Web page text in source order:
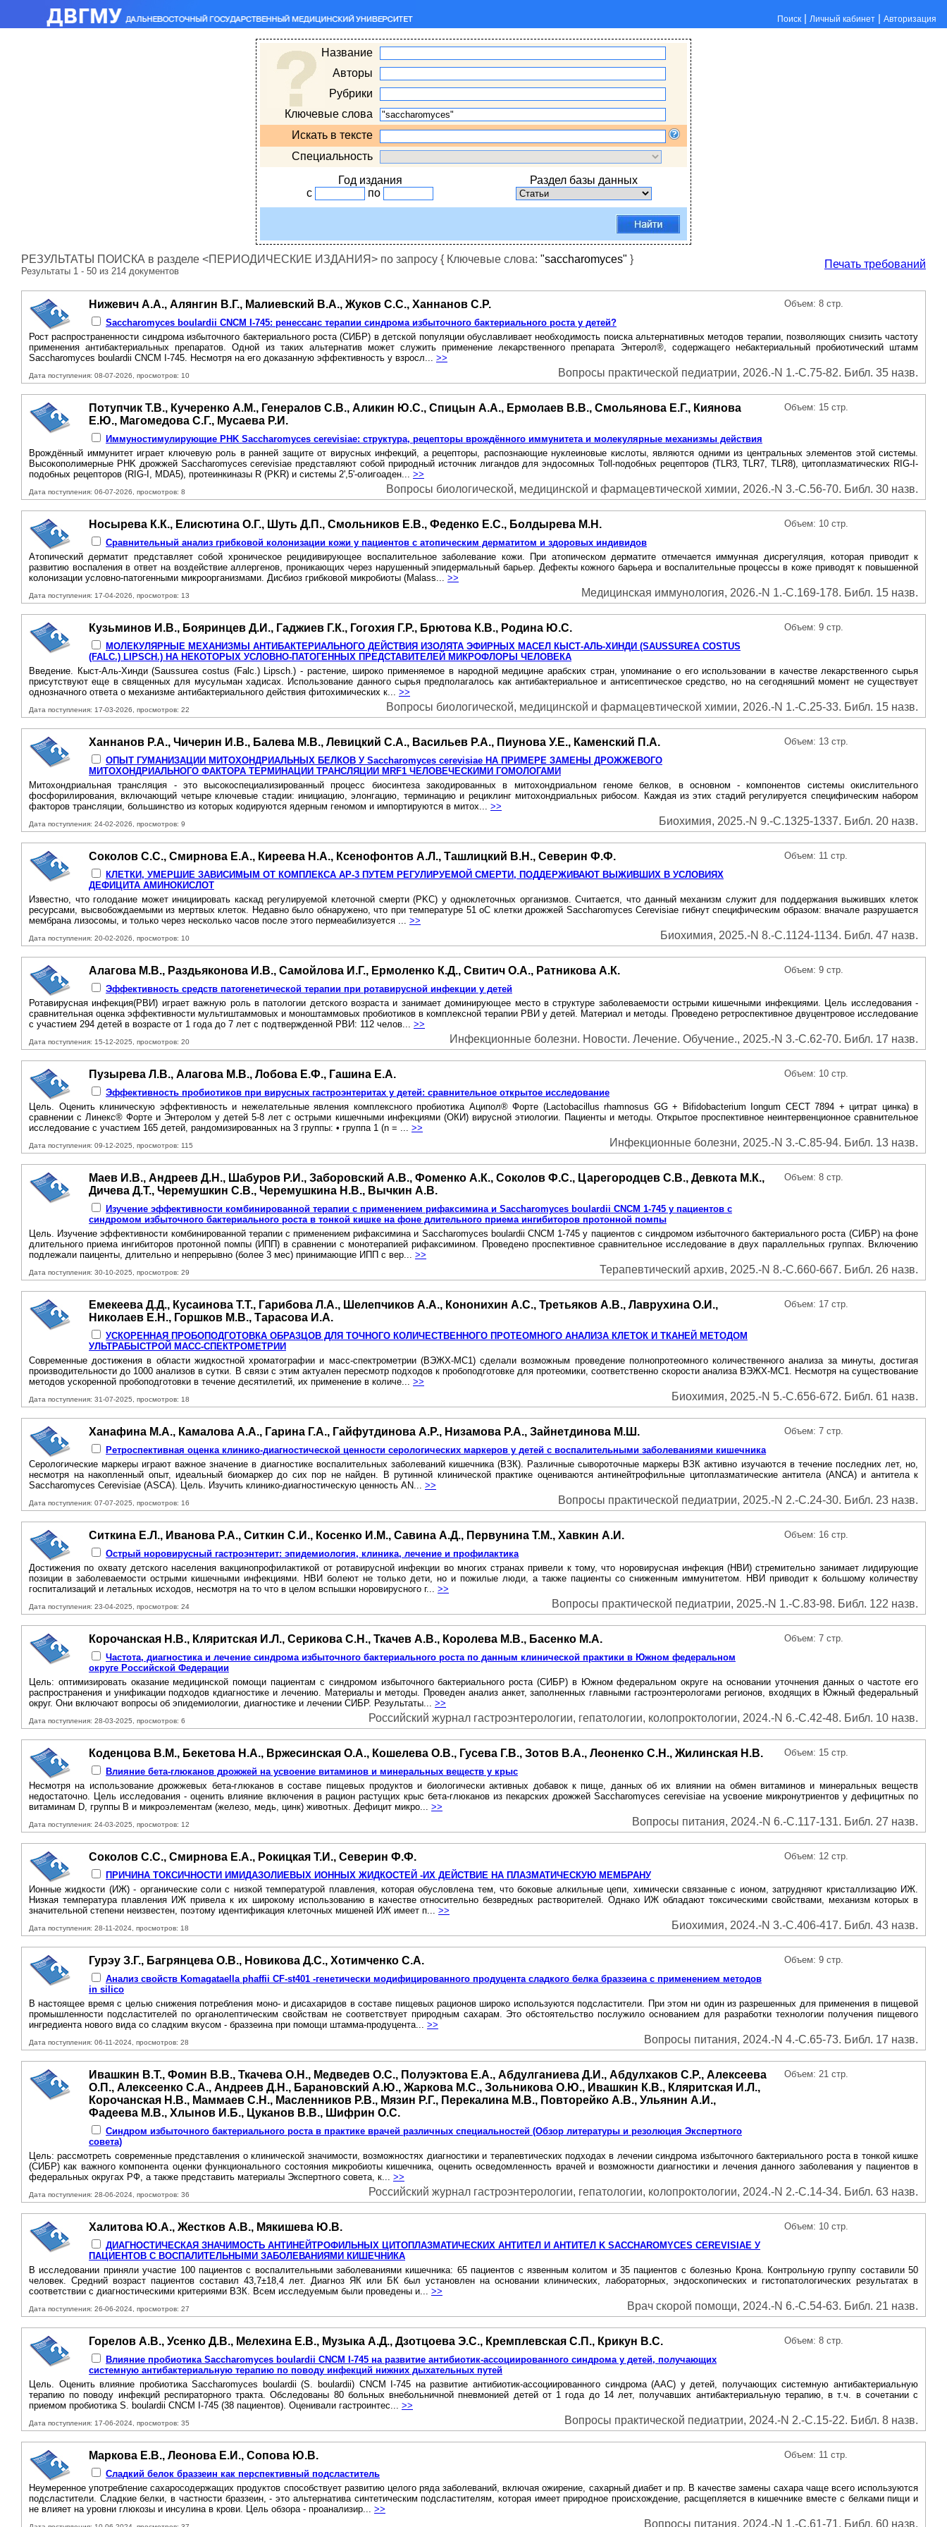
Поиск | Личный кабинет | Авторизация
Название
Авторы
Рубрики
Ключевые слова
Искать в тексте
Специальность
Год издания
Раздел базы данных
с
по
РЕЗУЛЬТАТЫ ПОИСКА в разделе <ПЕРИОДИЧЕСКИЕ ИЗДАНИЯ> по запросу { Ключевые слова: "saccharomyces" }
Результаты 1 - 50 из 214 документов
Печать требований
Нижевич А.А., Алянгин В.Г., Малиевский В.А., Жуков С.С., Ханнанов С.Р.
Saccharomyces boulardii CNCM I-745: ренессанс терапии синдрома избыточного бактериального роста у детей?
Объем: 8 стр.
Рост распространенности синдрома избыточного бактериального роста (СИБР) в детской популяции обуславливает необходимость поиска альтернативных методов терапии, позволяющих снизить частоту
применения антибактериальных препаратов. Одной из таких альтернатив может служить применение лекарственного препарата Энтерол®, содержащего небактериальный пробиотический штамм
Saccharomyces boulardii CNCM I-745. Несмотря на его доказанную эффективность у взросл... >>
Дата поступления: 08-07-2026, просмотров: 10 Вопросы практической педиатрии, 2026.-N 1.-С.75-82. Библ. 35 назв.
Потупчик Т.В., Кучеренко А.М., Генералов С.В., Аликин Ю.С., Спицын А.А., Ермолаев В.В., Смольянова Е.Г., Киянова
Е.Ю., Магомедова С.Г., Мусаева Р.И.
Иммуностимулирующие PHK Saccharomyces cerevisiae: структура, рецепторы врождённого иммунитета и молекулярные механизмы действия
Объем: 15 стр.
Врождённый иммунитет играет ключевую роль в ранней защите от вирусных инфекций, а рецепторы, распознающие нуклеиновые кислоты, являются одними из центральных элементов этой системы.
Высокополимерные PHK дрожжей Saccharomyces cerevisiae представляют собой природный источник лигандов для эндосомных Toll-подобных рецепторов (TLR3, TLR7, TLR8), цитоплазматических RIG-I-
подобных рецепторов (RIG-I, MDA5), протеинкиназы R (PKR) и системы 2',5'-олигоаден... >>
Дата поступления: 06-07-2026, просмотров: 8 Вопросы биологической, медицинской и фармацевтической химии, 2026.-N 3.-С.56-70. Библ. 30 назв.
Носырева К.К., Елисютина О.Г., Шуть Д.П., Смольников Е.В., Феденко Е.С., Болдырева М.Н.
Сравнительный анализ грибковой колонизации кожи у пациентов с атопическим дерматитом и здоровых индивидов
Объем: 10 стр.
Атопический дерматит представляет собой хроническое рецидивирующее воспалительное заболевание кожи. При атопическом дерматите отмечается иммунная дисрегуляция, которая приводит к
развитию воспаления в ответ на воздействие аллергенов, проникающих через нарушенный эпидермальный барьер. Дефекты кожного барьера и воспалительные процессы в коже приводят к повышенной
колонизации условно-патогенными микроорганизмами. Дисбиоз грибковой микробиоты (Malass... >>
Дата поступления: 17-04-2026, просмотров: 13 Медицинская иммунология, 2026.-N 1.-С.169-178. Библ. 15 назв.
Кузьминов И.В., Бояринцев Д.И., Гаджиев Г.К., Гогохия Г.Р., Брютова К.В., Родина Ю.С.
МОЛЕКУЛЯРНЫЕ МЕХАНИЗМЫ АНТИБАКТЕРИАЛЬНОГО ДЕЙСТВИЯ ИЗОЛЯТА ЭФИРНЫХ МАСЕЛ КЫСТ-АЛЬ-ХИНДИ (SAUSSUREA COSTUS
(FALC.) LIPSCH.) HA НЕКОТОРЫХ УСЛОВНО-ПАТОГЕННЫХ ПРЕДСТАВИТЕЛЕЙ МИКРОФЛОРЫ ЧЕЛОВЕКА
Объем: 9 стр.
Введение. Кыст-Аль-Хинди (Saussurea costus (Falc.) Lipsch.) - растение, широко применяемое в народной медицине арабских стран, упоминание о его использовании в качестве лекарственного сырья
присутствуют еще в священных для мусульман хадисах. Использование данного сырья предполагалось как антибактериальное и антисептическое средство, но на сегодняшний момент не существует
однозначного ответа о механизме антибактериального действия фитохимических к... >>
Дата поступления: 17-03-2026, просмотров: 22 Вопросы биологической, медицинской и фармацевтической химии, 2026.-N 1.-С.25-33. Библ. 15 назв.
Ханнанов Р.А., Чичерин И.В., Балева М.В., Левицкий С.А., Васильев Р.А., Пиунова У.Е., Каменский П.А.
ОПЫТ ГУМАНИЗАЦИИ МИТОХОНДРИАЛЬНЫХ БЕЛКОВ У Saccharomyces cerevisiae НА ПРИМЕРЕ ЗАМЕНЫ ДРОЖЖЕВОГО
МИТОХОНДРИАЛЬНОГО ФАКТОРА ТЕРМИНАЦИИ ТРАНСЛЯЦИИ MRF1 ЧЕЛОВЕЧЕСКИМИ ГОМОЛОГАМИ
Объем: 13 стр.
Митохондриальная трансляция - это высокоспециализированный процесс биосинтеза закодированных в митохондриальном геноме белков, в основном - компонентов системы окислительного
фосфорилирования, включающий четыре ключевые стадии: инициацию, элонгацию, терминацию и рециклинг митохондриальных рибосом. Каждая из этих стадий регулируется специфическим набором
факторов трансляции, большинство из которых кодируются ядерным геномом и импортируются в митох... >>
Дата поступления: 24-02-2026, просмотров: 9 Биохимия, 2025.-N 9.-С.1325-1337. Библ. 20 назв.
Соколов С.С., Смирнова Е.А., Киреева Н.А., Ксенофонтов А.Л., Ташлицкий В.Н., Северин Ф.Ф.
КЛЕТКИ, УМЕРШИЕ ЗАВИСИМЫМ OT КОМПЛЕКСА АР-3 ПУТЕМ РЕГУЛИРУЕМОЙ СМЕРТИ, ПОДДЕРЖИВАЮТ ВЫЖИВШИХ B УСЛОВИЯХ
ДЕФИЦИТА АМИНОКИСЛОТ
Объем: 11 стр.
Известно, что голодание может инициировать каскад регулируемой клеточной смерти (PKC) у одноклеточных организмов. Считается, что данный механизм служит для поддержания выживших клеток
ресурсами, высвобождаемыми из мертвых клеток. Недавно было обнаружено, что при температуре 51 oC клетки дрожжей Saccharomyces Cerevisiae гибнут специфическим образом: вначале разрушается
мембрана лизосомы, и только через несколько часов после этого пермеабилизуется ... >>
Дата поступления: 20-02-2026, просмотров: 10 Биохимия, 2025.-N 8.-С.1124-1134. Библ. 47 назв.
Алагова М.В., Раздьяконова И.В., Самойлова И.Г., Ермоленко К.Д., Свитич О.А., Ратникова А.К.
Эффективность средств патогенетической терапии при ротавирусной инфекции у детей
Объем: 9 стр.
Ротавирусная инфекция(РВИ) играет важную роль в патологии детского возраста и занимает доминирующее место в структуре заболеваемости острыми кишечными инфекциями. Цель исследования -
сравнительная оценка эффективности мультиштаммовых и моноштаммовых пробиотиков в комплексной терапии РВИ у детей. Материал и методы. Проведено ретроспективное двуцентровое исследование
с участием 294 детей в возрасте от 1 года до 7 лет с подтвержденной РВИ: 112 челов... >>
Дата поступления: 15-12-2025, просмотров: 20 Инфекционные болезни. Новости. Лечение. Обучение., 2025.-N 3.-С.62-70. Библ. 17 назв.
Пузырева Л.В., Алагова М.В., Лобова Е.Ф., Гашина Е.А.
Эффективность пробиотиков при вирусных гастроэнтеритах у детей: сравнительное открытое исследование
Объем: 10 стр.
Цель. Оценить клиническую эффективность и нежелательные явления комплексного пробиотика Аципол® Форте (Lactobacillus rhamnosus GG + Bifidobacterium Iongum CECT 7894 + цитрат цинка) в
сравнении с Линекс® Форте и Энтеролом у детей 5-8 лет с острыми кишечными инфекциями (ОКИ) вирусной этиологии. Пациенты и методы. Открытое проспективное неинтервенционное сравнительное
исследование с участием 165 детей, рандомизированных на 3 группы: • группа 1 (n = ... >>
Дата поступления: 09-12-2025, просмотров: 115 Инфекционные болезни, 2025.-N 3.-С.85-94. Библ. 13 назв.
Маев И.В., Андреев Д.Н., Шабуров Р.И., Заборовский А.В., Фоменко А.К., Соколов Ф.С., Царегородцев С.В., Девкота М.К.,
Дичева Д.Т., Черемушкин С.В., Черемушкина Н.В., Вычкин А.В.
Изучение эффективности комбинированной терапии с применением рифаксимина и Saccharomyces boulardii CNCM 1-745 у пациентов с
синдромом избыточного бактериального роста в тонкой кишке на фоне длительного приема ингибиторов протонной помпы
Объем: 8 стр.
Цель. Изучение эффективности комбинированной терапии с применением рифаксимина и Saccharomyces boulardii CNCM 1-745 у пациентов с синдромом избыточного бактериального роста (СИБР) на фоне
длительного приема ингибиторов протонной помпы (ИПП) в сравнении с монотерапией рифаксимином. Проведено проспективное сравнительное исследование в двух параллельных группах. Включению
подлежали паиценты, длительно и непрерывно (более 3 мес) принимающие ИПП с вер... >>
Дата поступления: 30-10-2025, просмотров: 29 Терапевтический архив, 2025.-N 8.-С.660-667. Библ. 26 назв.
Емекеева Д.Д., Кусаинова Т.Т., Гарибова Л.А., Шелепчиков А.А., Кононихин А.С., Третьяков А.В., Лаврухина О.И.,
Николаев Е.Н., Горшков М.В., Тарасова И.А.
УСКОРЕННАЯ ПРОБОПОДГОТОВКА ОБРАЗЦОВ ДЛЯ ТОЧНОГО КОЛИЧЕСТВЕННОГО ПРОТЕОМНОГО АНАЛИЗА КЛЕТОК И ТКАНЕЙ МЕТОДОМ
УЛЬТРАБЫСТРОЙ МАСС-СПЕКТРОМЕТРИИ
Объем: 17 стр.
Современные достижения в области жидкостной хроматографии и масс-спектрометрии (ВЭЖХ-МС1) сделали возможным проведение полнопротеомного количественного анализа за минуты, достигая
производительности до 1000 анализов в сутки. В связи с этим актуален пересмотр подходов к пробоподготовке для протеомики, соответственно скорости анализа ВЭЖХ-МС1. Несмотря на существование
методов ускоренной пробоподготовки в течение десятилетий, их применение в количе... >>
Дата поступления: 31-07-2025, просмотров: 18 Биохимия, 2025.-N 5.-С.656-672. Библ. 61 назв.
Ханафина М.А., Камалова А.А., Гарина Г.А., Гайфутдинова А.Р., Низамова Р.А., Зайнетдинова М.Ш.
Ретроспективная оценка клинико-диагностической ценности серологических маркеров у детей с воспалительными заболеваниями кишечника
Объем: 7 стр.
Серологические маркеры играют важное значение в диагностике воспалительных заболеваний кишечника (ВЗК). Различные сывороточные маркеры ВЗК активно изучаются в течение последних лет, но,
несмотря на накопленный опыт, идеальный биомаркер до сих пор не найден. B рутинной клинической практике оцениваются антинейтрофильные цитоплазматические антитела (ANCA) и антитела к
Saccharomyces Cerevisiae (ASCA). Цель. Изучить клинико-диагностическую ценность AN... >>
Дата поступления: 07-07-2025, просмотров: 16 Вопросы практической педиатрии, 2025.-N 2.-С.24-30. Библ. 23 назв.
Ситкина Е.Л., Иванова Р.А., Ситкин С.И., Косенко И.М., Савина А.Д., Первунина Т.М., Хавкин А.И.
Острый норовирусный гастроэнтерит: эпидемиология, клиника, лечение и профилактика
Объем: 16 стр.
Достижения по охвату детского населения вакцинопрофилактикой от ротавирусной инфекции во многих странах привели к тому, что норовирусная инфекция (НВИ) стремительно занимает лидирующие
позиции в заболеваемости острыми кишечными инфекциями. НВИ болеют не только дети, но и пожилые люди, а также пациенты со сниженным иммунитетом. НВИ приводит к большому количеству
госпитализаций и летальных исходов, несмотря на то что в целом вспышки норовирусного г... >>
Дата поступления: 23-04-2025, просмотров: 24 Вопросы практической педиатрии, 2025.-N 1.-С.83-98. Библ. 122 назв.
Корочанская Н.В., Кляритская И.Л., Серикова С.Н., Ткачев А.В., Королева М.В., Басенко М.А.
Частота, диагностика и лечение синдрома избыточного бактериального роста по данным клинической практики в Южном федеральном
округе Российской Федерации
Объем: 7 стр.
Цель: оптимизировать оказание медицинской помощи пациентам с синдромом избыточного бактериального роста (СИБР) в Южном федеральном округе на основании уточнения данных о частоте его
распространения и унификации подходов кдиагностике и лечению. Материалы и методы. Проведен анализ анкет, заполненных главными гастроэнтерологами регионов, входящих в Южный федеральный
округ. Они включают вопросы об эпидемиологии, диагностике и лечении СИБР. Результаты... >>
Дата поступления: 28-03-2025, просмотров: 6 Российский журнал гастроэнтерологии, гепатологии, колопроктологии, 2024.-N 6.-С.42-48. Библ. 10 назв.
Коденцова В.М., Бекетова Н.А., Вржесинская О.А., Кошелева О.В., Гусева Г.В., Зотов В.А., Леоненко С.Н., Жилинская Н.В.
Влияние бета-глюканов дрожжей на усвоение витаминов и минеральных веществ у крыс
Объем: 15 стр.
Несмотря на использование дрожжевых бета-глюканов в составе пищевых продуктов и биологически активных добавок к пище, данных об их влиянии на обмен витаминов и минеральных веществ
недостаточно. Цель исследования - оценить влияние включения в рацион растущих крыс бета-глюканов из пекарских дрожжей Saccharomyces cerevisiae на усвоение микронутриентов у дефицитных по
витаминам D, группы В и микроэлементам (железо, медь, цинк) животных. Дефицит микро... >>
Дата поступления: 24-03-2025, просмотров: 12 Вопросы питания, 2024.-N 6.-С.117-131. Библ. 27 назв.
Соколов С.С., Смирнова Е.А., Рокицкая Т.И., Северин Ф.Ф.
ПРИЧИНА ТОКСИЧНОСТИ ИМИДАЗОЛИЕВЫХ ИОННЫХ ЖИДКОСТЕЙ -ИХ ДЕЙСТВИЕ HA ПЛАЗМАТИЧЕСКУЮ МЕМБРАНУ
Объем: 12 стр.
Ионные жидкости (ИЖ) - органические соли с низкой температурой плавления, которая обусловлена тем, что боковые алкильные цепи, химически связанные с ионом, затрудняют кристаллизацию ИЖ.
Низкая температура плавления ИЖ привела к их широкому использованию в качестве относительно безвредных растворителей. Однако ИЖ обладают токсическими свойствами, механизм которых в
значительной степени неизвестен, поэтому идентификация клеточных мишеней ИЖ имеет п... >>
Дата поступления: 28-11-2024, просмотров: 18 Биохимия, 2024.-N 3.-С.406-417. Библ. 43 назв.
Гурэу З.Г., Багрянцева О.В., Новикова Д.С., Хотимченко С.А.
Анализ свойств Komagataella phaffii CF-st401 -генетически модифицированного продуцента сладкого белка браззеина с применением методов
in silico
Объем: 9 стр.
В настоящее время с целью снижения потребления моно- и дисахаридов в составе пищевых рационов широко используются подсластители. При этом ни один из разрешенных для применения в пищевой
промышленности подсластителей по органолептическим свойствам не соответствует природным сахарам. Это обстоятельство послужило основанием для разработки технологии получения пищевого
ингредиента нового вида со сладким вкусом - браззеина при помощи штамма-продуцента... >>
Дата поступления: 06-11-2024, просмотров: 28 Вопросы питания, 2024.-N 4.-С.65-73. Библ. 17 назв.
Ивашкин В.Т., Фомин В.В., Ткачева О.Н., Медведев О.С., Полуэктова Е.А., Абдулганиева Д.И., Абдулхаков С.Р., Алексеева
О.П., Алексеенко С.А., Андреев Д.Н., Барановский А.Ю., Жаркова М.С., Зольникова О.Ю., Ивашкин К.В., Кляритская И.Л.,
Корочанская Н.В., Маммаев С.Н., Масленников Р.В., Мязин Р.Г., Перекалина М.В., Повторейко А.В., Ульянин А.И.,
Фадеева М.В., Хлынов И.Б., Цуканов В.В., Шифрин О.С.
Синдром избыточного бактериального роста в практике врачей различных специальностей (Обзор литературы и резолюция Экспертного
совета)
Объем: 21 стр.
Цель: рассмотреть современные представления о клинической значимости, возможностях диагностики и терапевтических подходах в лечении синдрома избыточного бактериального роста в тонкой кишке
(СИБР) как важного компонента оценки функционального состояния микробиоты кишечника, оценить осведомленность врачей и возможности диагностики и лечения данного заболевания у пациентов в
федеральных округах РФ, а также представить материалы Экспертного совета, к... >>
Дата поступления: 28-06-2024, просмотров: 36 Российский журнал гастроэнтерологии, гепатологии, колопроктологии, 2024.-N 2.-С.14-34. Библ. 63 назв.
Халитова Ю.А., Жестков А.В., Мякишева Ю.В.
ДИАГНОСТИЧЕСКАЯ ЗНАЧИМОСТЬ АНТИНЕЙТРОФИЛЬНЫХ ЦИТОПЛАЗМАТИЧЕСКИХ АНТИТЕЛ И АНТИТЕЛ K SACCHAROMYCES CEREVISIAE У
ПАЦИЕНТОВ C ВОСПАЛИТЕЛЬНЫМИ ЗАБОЛЕВАНИЯМИ КИШЕЧНИКА
Объем: 10 стр.
B исследовании приняли участие 100 пациентов с воспалительными заболеваниями кишечника: 65 пациентов с язвенным колитом и 35 пациентов с болезнью Крона. Контрольную группу составили 50
человек. Средний возраст пациентов составил 43,7±18,4 лет. Диагноз ЯК или БК был установлен на основании клинических, лабораторных, эндоскопических и гистопатологических результатах в
соответствии с диагностическими критериями ВЗК. Всем исследуемым были проведены и... >>
Дата поступления: 26-06-2024, просмотров: 27 Врач скорой помощи, 2024.-N 6.-С.54-63. Библ. 21 назв.
Горелов А.В., Усенко Д.В., Мелехина Е.В., Музыка А.Д., Дзотцоева Э.С., Кремплевская С.П., Крикун В.С.
Влияние пробиотика Saccharomyces boulardii CNCM I-745 на развитие антибиотик-ассоциированного синдрома у детей, получающих
системную антибактериальную терапию по поводу инфекций нижних дыхательных путей
Объем: 8 стр.
Цель. Оценить влияние пробиотика Saccharomyces boulardii (S. boulardii) CNCM I-745 на развитие антибиотик-ассоциированного синдрома (ААС) у детей, получающих системную антибактериальную
терапию по поводу инфекций респираторного тракта. Обследованы 80 больных внебольничной пневмонией детей от 1 года до 14 лет, получавших антибактериальную терапию, в т.ч. в сочетании с
приемом пробиотика S. boulardii CNCM I-745 (38 пациентов). Оценивали гастроинтес... >>
Дата поступления: 17-06-2024, просмотров: 35 Вопросы практической педиатрии, 2024.-N 2.-С.15-22. Библ. 8 назв.
Маркова Е.В., Леонова Е.И., Сопова Ю.В.
Сладкий белок браззеин как перспективный подсластитель
Объем: 11 стр.
Неумеренное употребление сахаросодержащих продуктов способствует развитию целого ряда заболеваний, включая ожирение, сахарный диабет и пр. В качестве замены сахара чаще всего используются
подсластители. Сладкие белки, в частности браззеин, - это альтернатива синтетическим подсластителям, которая имеет природное происхождение, расщепляется в кишечнике вместе с белками пищи и
не влияет на уровни глюкозы и инсулина в крови. Цель обзора - проанализир... >>
Вопросы питания, 2024.-N 1.-С.61-71. Библ. 60 назв.